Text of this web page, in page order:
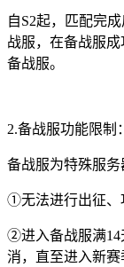
自S2起，匹配完
战服，在备战服
备战服。
2.备战服功能限制：
备战服为特殊服务
①无法进行出征、
②进入备战服满14
消，直至进入新赛